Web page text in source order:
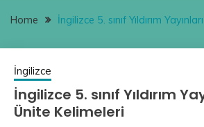
Home İngilizce 5. sınıf Yıldırım
İngilizce
İngilizce 5. sınıf Yıldırım
Ünite Kelimeleri